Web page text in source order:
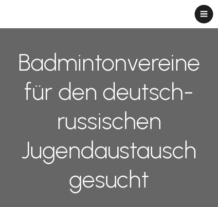
Badmintonvereine
für den deutsch-
russischen
Jugendaustausch
gesucht